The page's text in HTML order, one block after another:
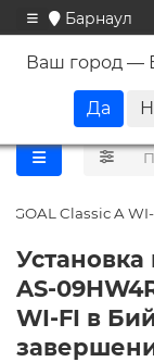
Барнаул
Ваш город —
Classic A
AS-
WI-FI в